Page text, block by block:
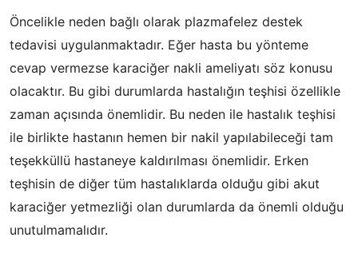
Öncelikle neden bağlı olarak plazmafelez destek
tedavisi uygulanmaktadır. Eğer hasta bu yönteme
cevap vermezse karaciğer nakli ameliyatı söz konusu
olacaktır. Bu gibi durumlarda hastalığın teşhisi özellikle
zaman açısında önemlidir. Bu neden ile hastalık teşhisi
ile birlikte hastanın hemen bir nakil yapılabileceği tam
teşekküllü hastaneye kaldırılması önemlidir. Erken
teşhisin de diğer tüm hastalıklarda olduğu gibi akut
karaciğer yetmezliği olan durumlarda da önemli olduğu
unutulmamalıdır.